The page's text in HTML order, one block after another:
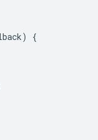
)
{